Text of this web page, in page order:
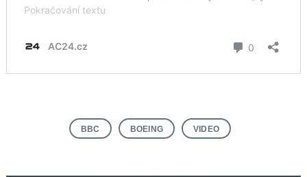
BBC BOEING VIDEO